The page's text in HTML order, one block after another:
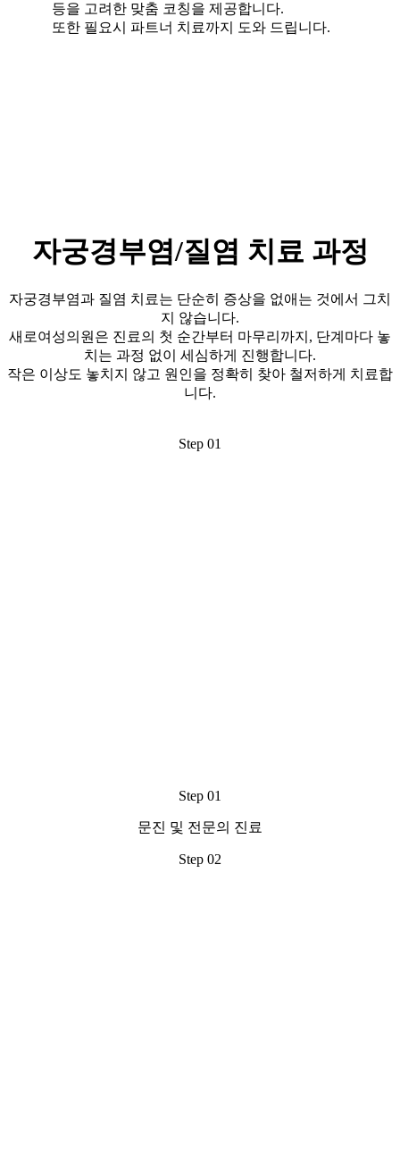
등을 고려한 맞춤 코칭을 제공합니다.
또한 필요시 파트너 치료까지 도와 드립니다.
자궁경부염/질염 치료 과정
자궁경부염과 질염 치료는 단순히 증상을 없애는 것에서 그치
지 않습니다.
새로여성의원은 진료의 첫 순간부터 마무리까지, 단계마다 놓
치는 과정 없이 세심하게 진행합니다.
작은 이상도 놓치지 않고 원인을 정확히 찾아 철저하게 치료합
니다.
Step 01
Step 01
문진 및 전문의 진료
Step 02